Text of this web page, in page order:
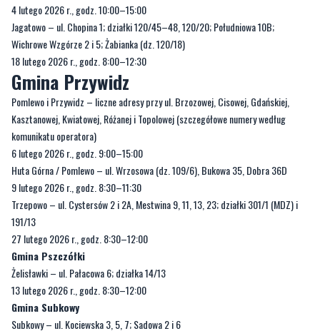
18 lutego 2026 r., godz. 8:00–12:30
Gmina Przywidz
Pomlewo i Przywidz – liczne adresy przy ul. Brzozowej, Cisowej, Gdańskiej,
Kasztanowej, Kwiatowej, Różanej i Topolowej (szczegółowe numery według
komunikatu operatora)
6 lutego 2026 r., godz. 9:00–15:00
Huta Górna / Pomlewo – ul. Wrzosowa (dz. 109/6), Bukowa 35, Dobra 36D
9 lutego 2026 r., godz. 8:30–11:30
Trzepowo – ul. Cystersów 2 i 2A, Mestwina 9, 11, 13, 23; działki 301/1 (MDZ) i
191/13
27 lutego 2026 r., godz. 8:30–12:00
Gmina Pszczółki
Żelisławki – ul. Pałacowa 6; działka 14/13
13 lutego 2026 r., godz. 8:30–12:00
Gmina Subkowy
Subkowy – ul. Kociewska 3, 5, 7; Sadowa 2 i 6
2 lutego 2026 r., godz. 8:00–13:00
Radostowo / Subkowy – ul. Dworcowa (wybrane numery i działki), Ogrodowa, Za
Dworcem